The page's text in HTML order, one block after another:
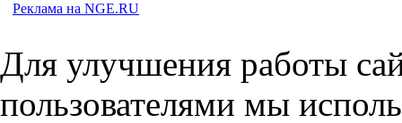
Реклама на NGE.RU
Для улучшения работы
пользователями мы